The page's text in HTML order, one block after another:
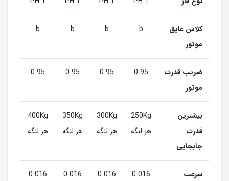
کلاس عایق
موتور
b
b
b
b
ضریب قدرت
موتور
0.95
0.95
0.95
0.95
بیشترین
قدرت
جابجایی
250Kg
هر لنگه
300Kg
هر لنگه
350Kg
هر لنگه
400Kg
هر لنگه
سرعت
0.016
0.016
0.016
0.016